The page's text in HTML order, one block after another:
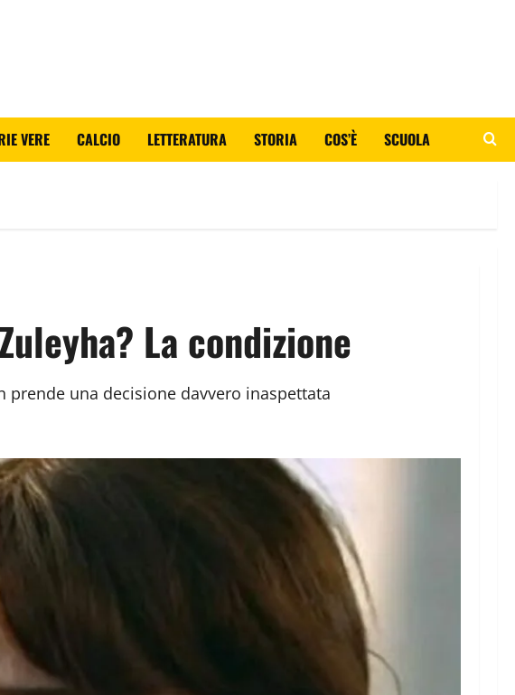
VERE CALCIO LETTERATURA STORIA COS’È SCUOLA
La condizione
prende una decisione davvero inaspettata